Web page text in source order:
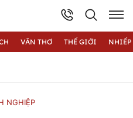
VĂN THƠ THẾ GIỚI
NGHIỆP